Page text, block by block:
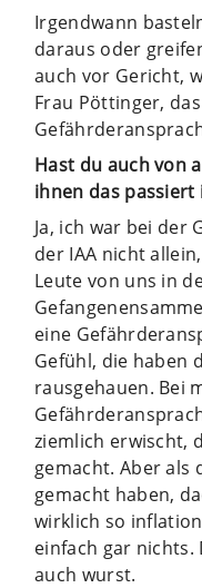
Irgendwann
daraus oder
auch vor Gericht,
Frau Pöttinger,
Hast du auch von
ihnen das passiert
Ja, ich war bei der
der IAA nicht
Leute von uns in
eine
Gefühl, die haben
rausgehauen. Bei
ziemlich erwischt,
gemacht. Aber als
gemacht haben,
wirklich so
einfach gar
auch wurst.